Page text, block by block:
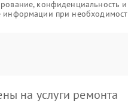
конфиденциальность и
информации при
на услуги ремонта